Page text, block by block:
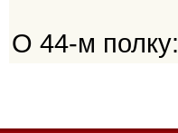
О 44-м полку: